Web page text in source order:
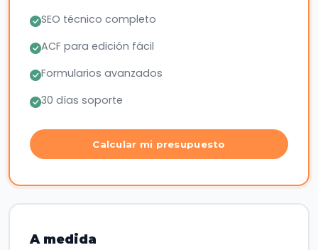
SEO técnico completo
ACF para edición fácil
Formularios avanzados
30 días soporte
Calcular mi presupuesto
A medida